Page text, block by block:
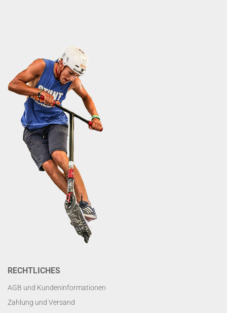
RECHTLICHES
AGB und Kundeninformationen
Zahlung und Versand